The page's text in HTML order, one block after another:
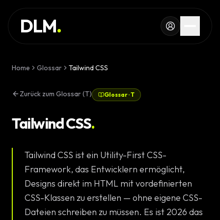
Skip to main content
DLM.
DIENSTLEISTUNG
REFERENZEN
WISSEN
GLOSSAR
MAGAZIN
RECHNER
PROJEKT
STARTEN
Premium
Home Glossar Tailwind CSS
Zurück zum Glossar (T) Glossar·T
Tailwind CSS.
Tailwind CSS ist ein Utility-First CSS-
Framework, das Entwicklern ermöglicht,
Designs direkt im HTML mit vordefinierten
CSS-Klassen zu erstellen — ohne eigene CSS-
Dateien schreiben zu müssen. Es ist 2026 das